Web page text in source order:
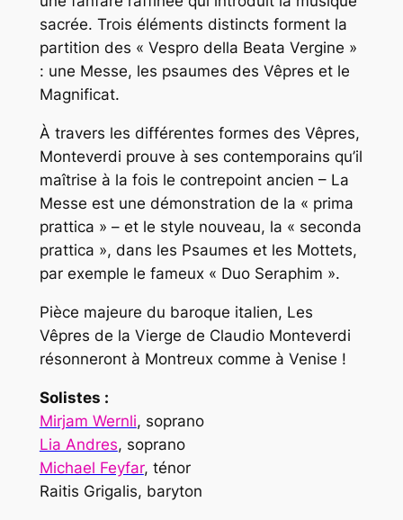
sacrée. Trois éléments distincts forment la
partition des « Vespro della Beata Vergine »
: une Messe, les psaumes des Vêpres et le
Magnificat.
À travers les différentes formes des Vêpres,
Monteverdi prouve à ses contemporains qu’il
maîtrise à la fois le contrepoint ancien – La
Messe est une démonstration de la « prima
prattica » – et le style nouveau, la « seconda
prattica », dans les Psaumes et les Mottets,
par exemple le fameux « Duo Seraphim ».
Pièce majeure du baroque italien, Les
Vêpres de la Vierge de Claudio Monteverdi
résonneront à Montreux comme à Venise !
Solistes :
Mirjam Wernli, soprano
Lia Andres, soprano
Michael Feyfar, ténor
Raitis Grigalis, baryton